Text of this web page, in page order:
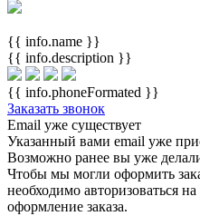
{{ info.name }}
{{ info.description }}
{{ info.phoneFormated }}
Заказать звонок
Email уже существует
Указанный вами email уже
Возможно ранее вы уже
Чтобы мы могли оформить
необходимо авторизоваться
оформление заказа.